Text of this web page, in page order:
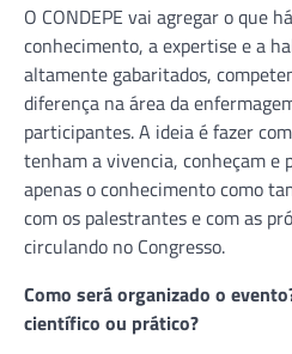
O CONDEPE vai agregar o que
conhecimento, a expertise e a
altamente gabaritados,
diferença na área da
participantes. A ideia é fazer
tenham a vivencia, conheçam e
apenas o conhecimento como
com os palestrantes e com as
circulando no Congresso.
Como será organizado o
científico ou prático?